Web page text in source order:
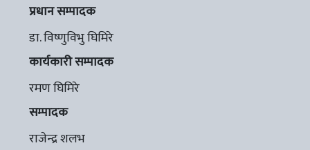
प्रधान सम्पादक
डा. विष्णुविभु घिमिरे
कार्यकारी सम्पादक
रमण घिमिरे
सम्पादक
राजेन्द्र शलभ